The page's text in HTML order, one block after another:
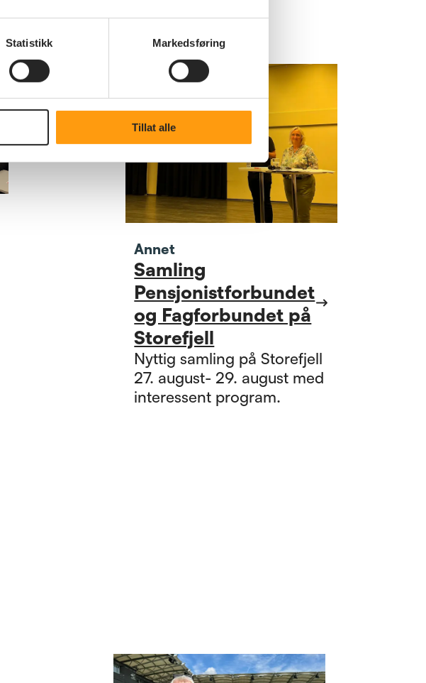
Statistikk Markedsføring
Tillat alle
Annet
Samling
Pensjonistforbundet
og Fagforbundet på
Storefjell
Nyttig samling på Storefjell
27. august- 29. august med
interessent program.